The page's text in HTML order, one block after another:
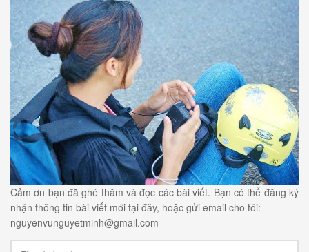
Cảm ơn bạn đã ghé thăm và đọc các bài viết. Bạn có thể đăng ký
nhận thông tin bài viết mới tại đây, hoặc gửi email cho tôi:
nguyenvunguyetminh@gmail.com